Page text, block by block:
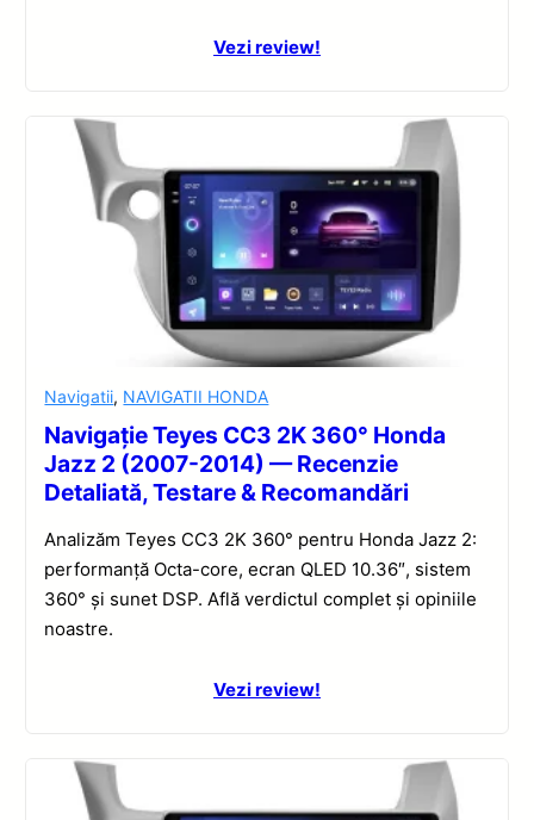
Vezi review!
Navigatii, NAVIGATII HONDA
Navigație Teyes CC3 2K 360° Honda
Jazz 2 (2007-2014) — Recenzie
Detaliată, Testare & Recomandări
Analizăm Teyes CC3 2K 360° pentru Honda Jazz 2:
performanță Octa-core, ecran QLED 10.36″, sistem
360° și sunet DSP. Află verdictul complet și opiniile
noastre.
Vezi review!